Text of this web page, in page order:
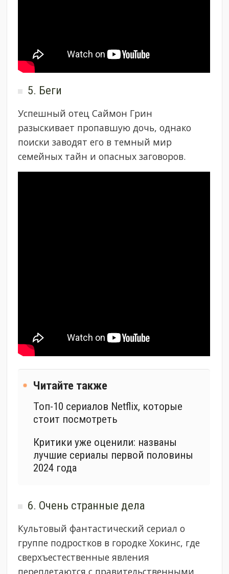
5. Беги
Успешный отец Саймон Грин
разыскивает пропавшую дочь, однако
поиски заводят его в темный мир
семейных тайн и опасных заговоров.
Читайте также
Топ-10 сериалов Netflix, которые
стоит посмотреть
Критики уже оценили: названы
лучшие сериалы первой половины
2024 года
6. Очень странные дела
Культовый фантастический сериал о
группе подростков в городке Хокинс, где
сверхъестественные явления
переплетаются с правительственными